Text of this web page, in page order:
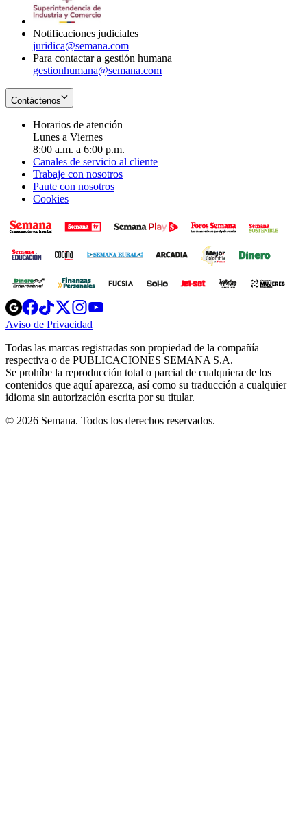
Notificaciones judiciales
juridica@semana.com
Para contactar a gestión humana
gestionhumana@semana.com
Contáctenos
Horarios de atención
Lunes a Viernes
8:00 a.m. a 6:00 p.m.
Canales de servicio al cliente
Trabaje con nosotros
Paute con nosotros
Cookies
Opens
in
new
Opens
in
new
Opens
in
new
window
Opens
new
windowwindow
Aviso de Privacidad
new
window
Todas las marcas registradas son propiedad de la compañía
respectiva o de PUBLICACIONES SEMANA S.A.
Se prohíbe la reproducción total o parcial de cualquiera de los
contenidos que aquí aparezca, así como su traducción a cualquier
idioma sin autorización escrita por su titular.
© 2026 Semana. Todos los derechos reservados.